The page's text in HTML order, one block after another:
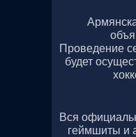
Проведение
будет
Вся
геймшиты и